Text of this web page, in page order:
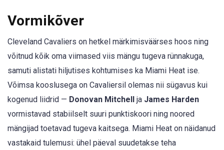
Vormikõver
Cleveland Cavaliers on hetkel märkimisväärses hoos ning
võitnud kõik oma viimased viis mängu tugeva rünnakuga,
samuti alistati hiljutises kohtumises ka Miami Heat ise.
Võimsa kooslusega on Cavaliersil olemas nii sügavus kui
kogenud liidrid — Donovan Mitchell ja James Harden
vormistavad stabiilselt suuri punktiskoori ning noored
mängijad toetavad tugeva kaitsega. Miami Heat on näidanud
vastakaid tulemusi: ühel päeval suudetakse teha